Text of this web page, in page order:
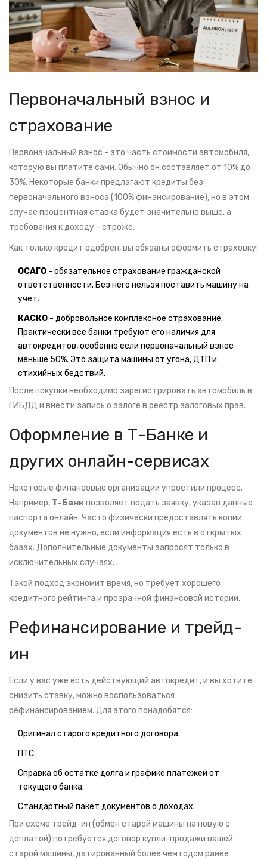
Первоначальный взнос и
страхование
Первоначальный взнос - это часть стоимости автомобиля,
которую вы платите сами. Обычно он составляет от 10% до
30%. Некоторые банки предлагают кредиты без
первоначального взноса (100% финансирование), но в этом
случае процентная ставка будет значительно выше, а
требования к доходу - строже.
Как только кредит одобрен, вы обязаны оформить страховку:
ОСАГО - обязательное страхование гражданской
ответственности. Без него нельзя поставить машину на
учет.
КАСКО - добровольное комплексное страхование.
Практически все банки требуют его наличия для
автокредитов, особенно если первоначальный взнос
меньше 50%. Это защита машины от угона, ДТП и
стихийных бедствий.
После покупки необходимо зарегистрировать автомобиль в
ГИБДД и внести запись о залоге в реестр залоговых прав.
Оформление в Т-Банке и
других онлайн-сервисах
Некоторые финансовые организации упростили процесс.
Например, Т-Банкпозволяет подать заявку, указав данные
паспорта онлайн. Часто физически предоставлять копии
документов не нужно, если информация есть в открытых
базах. Дополнительные документы запросят только в
исключительных случаях.
Такой подход экономит время, но требует хорошего
кредитного рейтинга и прозрачной финансовой истории.
Рефинансирование и трейд-
ин
Если у вас уже есть действующий автокредит, и вы хотите
снизить ставку, можно воспользоваться
рефинансированием. Для этого понадобятся:
Оригинал старого кредитного договора.
ПТС.
Справка об остатке долга и графике платежей от
текущего банка.
Стандартный пакет документов о доходах.
При схеме трейд-ин (обмен старой машины на новую с
доплатой) потребуется договор купли-продажи вашей
старой машины, датированный более чем годом ранее